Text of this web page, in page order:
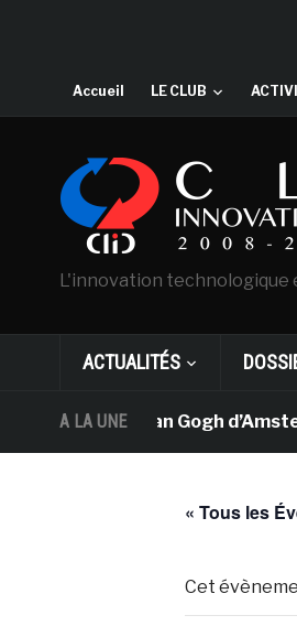
Accueil LE CLUB
L'innovation technologique
ACTUALITÉS
A LA UNE
Le musée Van Gogh
« Tous les
Cet